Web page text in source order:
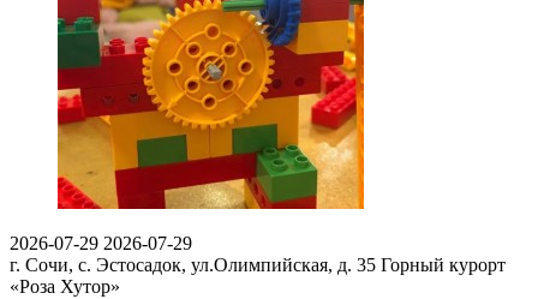
2026-07-29 2026-07-29
г. Сочи, с. Эстосадок, ул.Олимпийская, д. 35 Горный курорт
«Роза Хутор»